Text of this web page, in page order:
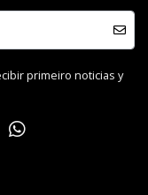
primeiro noticias y